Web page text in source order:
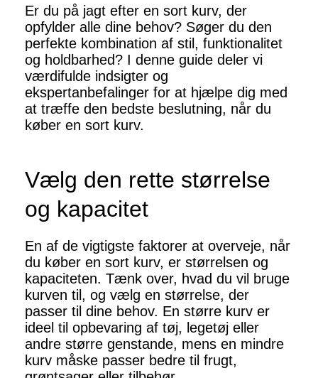
Er du på jagt efter en sort kurv, der
opfylder alle dine behov? Søger du den
perfekte kombination af stil, funktionalitet
og holdbarhed? I denne guide deler vi
værdifulde indsigter og
ekspertanbefalinger for at hjælpe dig med
at træffe den bedste beslutning, når du
køber en sort kurv.
Vælg den rette størrelse
og kapacitet
En af de vigtigste faktorer at overveje, når
du køber en sort kurv, er størrelsen og
kapaciteten. Tænk over, hvad du vil bruge
kurven til, og vælg en størrelse, der
passer til dine behov. En større kurv er
ideel til opbevaring af tøj, legetøj eller
andre større genstande, mens en mindre
kurv måske passer bedre til frugt,